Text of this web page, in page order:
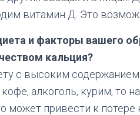
витамин Д. Это
и факторы вашего
кальция?
с высоким
алкоголь, курим, то
может привести к потере